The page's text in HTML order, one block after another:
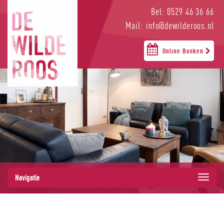
Bel: 0529 46 36 66
Mail: info@dewilderoos.nl
Online Boeken
Navigatie